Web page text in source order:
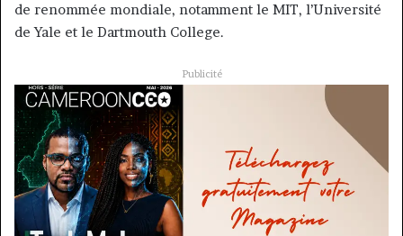
de renommée mondiale, notamment le MIT, l’Université
de Yale et le Dartmouth College.
Publicité